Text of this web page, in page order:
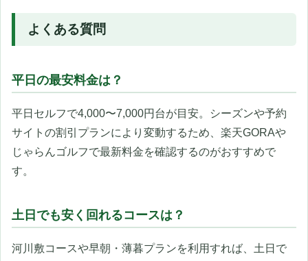
よくある質問
平日の最安料金は？
平日セルフで4,000〜7,000円台が目安。シーズンや予約
サイトの割引プランにより変動するため、楽天GORAや
じゃらんゴルフで最新料金を確認するのがおすすめで
す。
土日でも安く回れるコースは？
河川敷コースや早朝・薄暮プランを利用すれば、土日で